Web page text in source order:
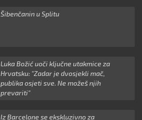
Šibenčanin u Splitu
Luka Božić uoči ključne utakmice za
Hrvatsku: "Zadar je dvosjekli mač,
publika osjeti sve. Ne možeš njih
prevariti"
Iz Barcelone se ekskluzivno za